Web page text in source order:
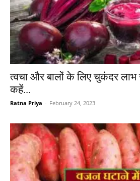
त्वचा और बालों के लिए चुकंदर लाभ
कहें...
Ratna Priya - February 24, 2023